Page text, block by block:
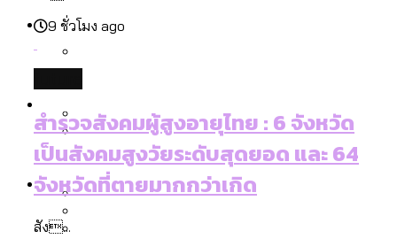
สำรวจร่างงบปี 70 ของ กทม. สำนักการ
จราจรฯ เพิ่ม 150% มีเพียง 5 เขตที่งบเพิ่ม
โดยเขตจตุจักรสูงสุด
เมื่อแยกท่องเที่ยวออกจากกีฬา กระทรวง
ใหม่จะมีงบฯ ประมาณเท่าไร
Environment
สำรวจเหตุไฟไหม้ในกรุงเทพฯ ส่วนใหญ่มา
จากไฟฟ้าลัดวงจร เขตจตุจักรเกิดไฟฟ้า
ลัดวงจรมากที่สุด
โลกใบเดียว สิทธิไม่เท่ากัน: กฎหมายการ
รับรองเพศของ Transgender ทั่วโลก
Economy
9 ชั่วโมง ago
สำรวจสังคมผู้สูงอายุไทย : 6 จังหวัด
เป็นสังคมสูงวัยระดับสุดยอด และ 64
จังหวัดที่ตายมากกว่าเกิด
สัง...